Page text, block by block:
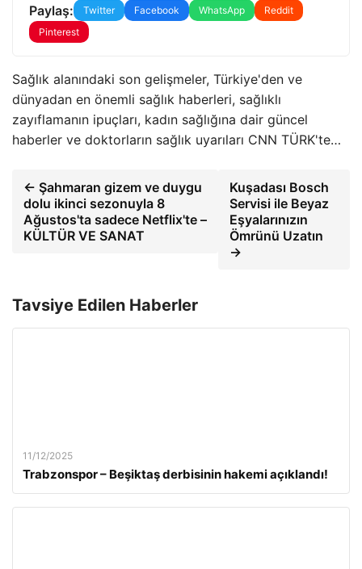
Paylaş: Twitter Facebook WhatsApp
Reddit
Pinterest
Sağlık alanındaki son gelişmeler, Türkiye'den ve
dünyadan en önemli sağlık haberleri, sağlıklı
zayıflamanın ipuçları, kadın sağlığına dair güncel
haberler ve doktorların sağlık uyarıları CNN TÜRK'te…
← Şahmaran gizem ve duygu
dolu ikinci sezonuyla 8
Ağustos'ta sadece Netflix'te –
KÜLTÜR VE SANAT
Kuşadası Bosch
Servisi ile Beyaz
Eşyalarınızın
Ömrünü Uzatın
→
Tavsiye Edilen Haberler
11/12/2025
Trabzonspor – Beşiktaş derbisinin hakemi açıklandı!